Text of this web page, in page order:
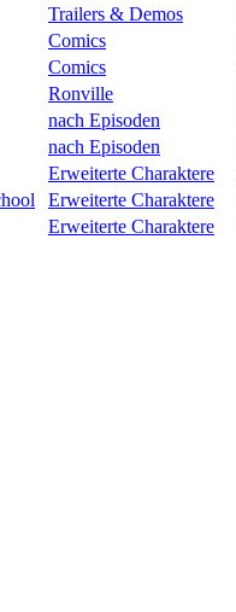
Trailers & Demos
Comics
Comics
Ronville
nach Episoden
nach Episoden
Erweiterte Charaktere
Erweiterte Charaktere
Erweiterte Charaktere